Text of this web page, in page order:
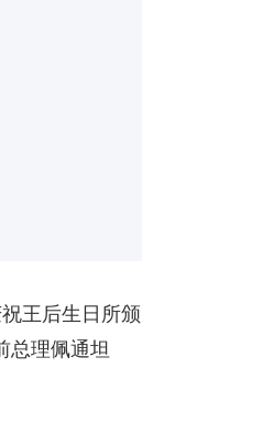
王后生日所颁
总理佩通坦